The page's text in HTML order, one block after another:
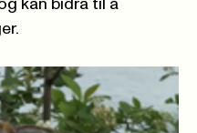
kan bidra til å